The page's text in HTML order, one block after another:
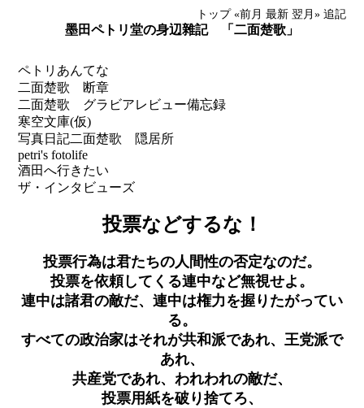
トップ «前月 最新 翌月» 追記
墨田ペトリ堂の身辺雜記 「二面楚歌」
ペトリあんてな
二面楚歌 断章
二面楚歌 グラビアレビュー備忘録
寒空文庫(仮)
写真日記二面楚歌 隠居所
petri's fotolife
酒田へ行きたい
ザ・インタビューズ
投票などするな！
投票行為は君たちの人間性の否定なのだ。
投票を依頼してくる連中など無視せよ。
連中は諸君の敵だ、連中は権力を握りたがってい
る。
すべての政治家はそれが共和派であれ、王党派で
あれ、
共産党であれ、われわれの敵だ、
投票用紙を破り捨てろ、